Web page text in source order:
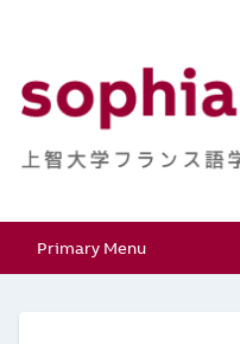
上智大学
科同窓会
Primary Menu